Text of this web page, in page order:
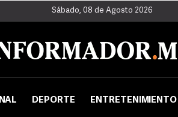
Sábado, 08 de Agosto 2026
DEPORTE ENTRETENIMIENTO